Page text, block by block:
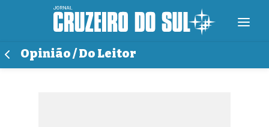
Opinião / Do Leitor